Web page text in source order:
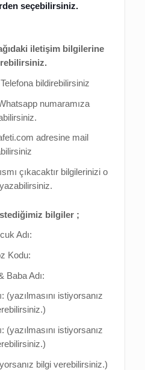
seçebilirsiniz.
iletişim bilgilerine
bildirebilirsiniz
numaramıza
adresine mail
çıkacaktır bilgilerinizi o
bilgiler ;
Adı:
Kodu:
Baba Adı:
(yazılmasını istiyorsanız
(yazılmasını istiyorsanız
bilgi verebilirsiniz.)